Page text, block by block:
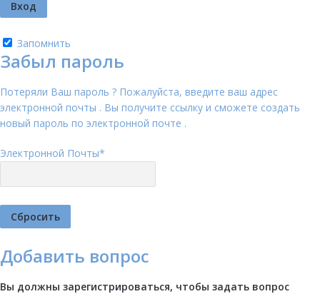
Запомнить
Забыл пароль
Потеряли Ваш пароль ? Пожалуйста, введите ваш адрес
электронной почты . Вы получите ссылку и сможете создать
новый пароль по электронной почте .
Электронной Почты*
Добавить вопрос
Вы должны зарегистрироваться, чтобы задать вопрос